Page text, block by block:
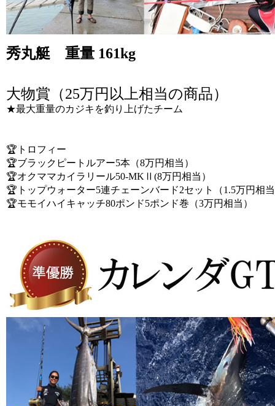
秀丸艇 重量 161kg
大物賞（25万円以上相当の商品）
★最大重量のカジキを釣り上げたチーム
🏆トロフィー
🏆ブラックピートルアー5本（8万円相当）
🏆オクママカイラリール50-MKⅡ(8万円相当）
🏆トップウォーター5連チェーンバード2セット（1.5万円相
🏆モモイハイキャッチ80ポンド5ポンド巻（3万円相当）